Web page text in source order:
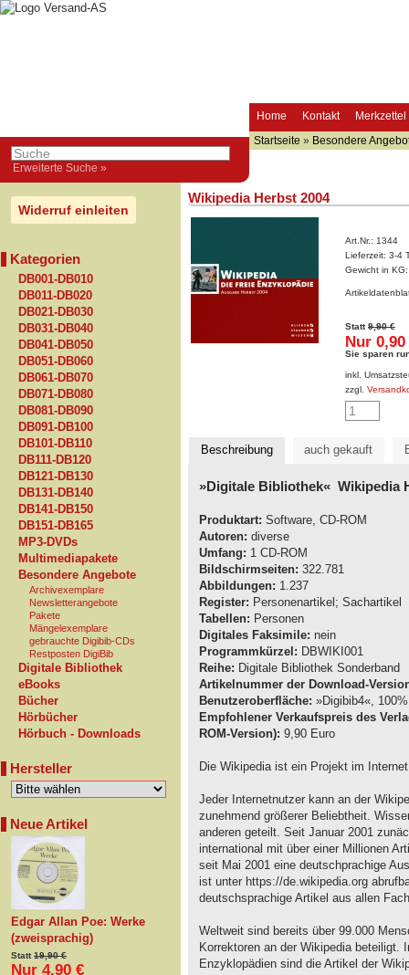
Home Kontakt Merkzettel
Erweiterte Suche »
Startseite » Besondere
Widerruf einleiten
Kategorien
DB001-DB010
DB011-DB020
DB021-DB030
DB031-DB040
DB041-DB050
DB051-DB060
DB061-DB070
DB071-DB080
DB081-DB090
DB091-DB100
DB101-DB110
DB111-DB120
DB121-DB130
DB131-DB140
DB141-DB150
DB151-DB165
MP3-DVDs
Multimediapakete
Besondere Angebote
Archivexemplare
Newsletterangebote
Pakete
Mängelexemplare
gebrauchte Digibib-CDs
Restposten DigiBib
Digitale Bibliothek
eBooks
Bücher
Hörbücher
Hörbuch - Downloads
Hersteller
Neue Artikel
Edgar Allan Poe: Werke
(zweisprachig)
Statt19,90 €
Nur 4,90 €
Wikipedia Herbst 2004
Art.Nr.: 1344
Lieferzeit: 3-4
Gewicht in
Statt9,90 €
Nur 0,90
Sie sparen
inkl.
zzgl.
Beschreibung auch gekauft
»Digitale Bibliothek« Wikipedia
Produktart: Software, CD-ROM
Autoren: diverse
Umfang: 1 CD-ROM
Bildschirmseiten: 322.781
Abbildungen: 1.237
Register: Personenartikel; Sachartikel
Tabellen: Personen
Digitales Faksimile: nein
Programmkürzel: DBWIKI001
Reihe: Digitale Bibliothek Sonderband
Artikelnummer der Download-
Benutzeroberfläche: »Digibib4«,
Empfohlener Verkaufspreis des
ROM-Version): 9,90 Euro
Die Wikipedia ist ein Projekt im
Jeder Internetnutzer kann an der
zunehmend größerer Beliebtheit.
anderen geteilt. Seit Januar 2001
international mit über einer Millionen
seit Mai 2001 eine deutschprachige
ist unter https://de.wikipedia.org
deutschsprachige Artikel aus allen
Weltweit sind bereits über 99.000
Korrektoren an der Wikipedia
Enzyklopädien sind die Artikel der